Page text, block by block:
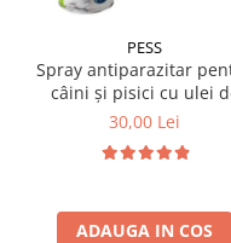
PESS
Spray antiparazitar
câini și pisici cu ulei
geranium Pess 250 ml
30,00 Lei
ADAUGA IN COS